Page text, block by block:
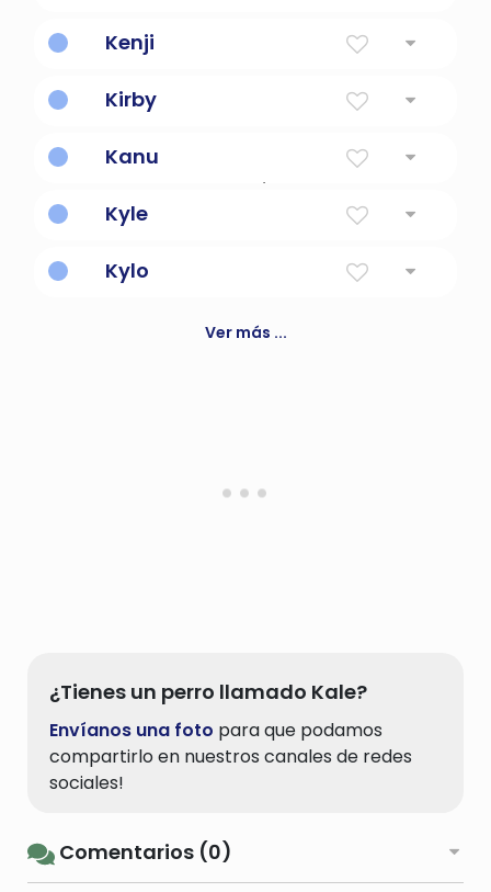
Kenji
Kirby
Kanu
Kyle
Kylo
antagonistas de la franquicia de Star Wars.
Ver más ...
¿Tienes un perro llamado Kale?
Envíanos una foto para que podamos
compartirlo en nuestros canales de redes
sociales!
Comentarios (0)